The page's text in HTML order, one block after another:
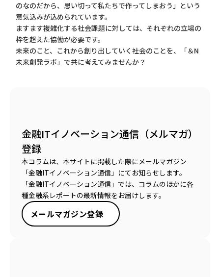
のなのだから、思い切って私たちで作ってしまおう」という
意気込みが込められています。
ますます複雑化する社会課題に対しては、それぞれの立場の
枠を超えた協働が必要です。
未来のこと、これから創り出していく社会のことを、「＆N
未来創発ラボ」で共に考えてみませんか？
金融ITイノベーション通信（メルマガ）
登録
本コラムは、本サイトに掲載した際にメールマガジン
「金融ITイノベーション通信」にてお知らせします。
「金融ITイノベーション通信」では、コラムのほかに各
種金融系レポートの最新情報をお届けします。
メールマガジン登録